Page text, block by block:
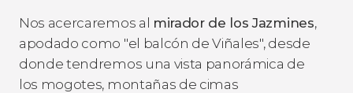
Nos acercaremos al mirador de los Jazmines,
apodado como "el balcón de Viñales", desde
donde tendremos una vista panorámica de
los mogotes, montañas de cimas